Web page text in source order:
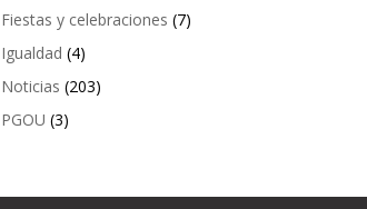
Fiestas y celebraciones (7)
Igualdad (4)
Noticias (203)
PGOU (3)